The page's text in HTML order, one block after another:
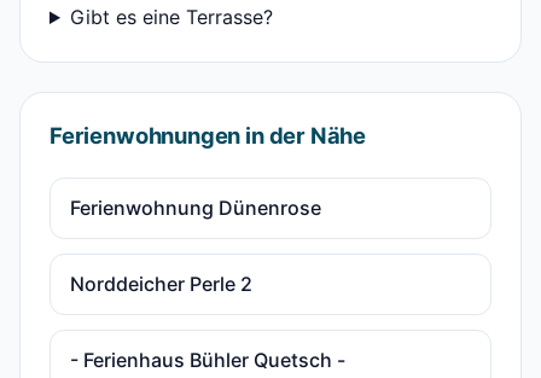
Gibt es eine Terrasse?
Ferienwohnungen in der Nähe
Ferienwohnung Dünenrose
Norddeicher Perle 2
- Ferienhaus Bühler Quetsch -